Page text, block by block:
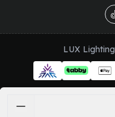
LUX Lighting